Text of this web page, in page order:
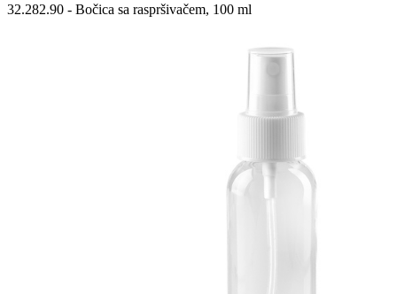
32.282.90 - Bočica sa raspršivačem, 100 ml